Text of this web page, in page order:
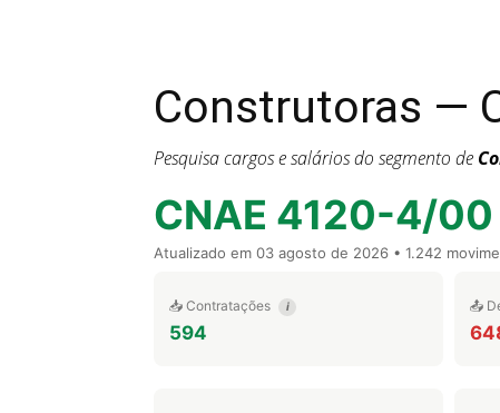
Construtoras —
Pesquisa cargos e salários do segmento de
CNAE 4120-4/00
Atualizado em 03 agosto de 2026 • 1.242
📥 Contratações i
594
📤